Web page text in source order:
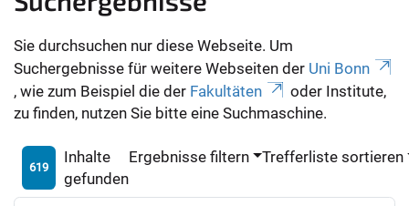
Sie durchsuchen nur diese Webseite. Um
Suchergebnisse für weitere Webseiten der Uni Bonn
, wie zum Beispiel die der Fakultäten
oder Institute,
zu finden, nutzen Sie bitte eine Suchmaschine.
619
Inhalte
gefunden
Ergebnisse filtern Trefferliste sortieren